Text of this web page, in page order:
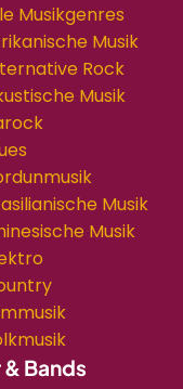
Musikgenres
Musik
Rock
Musik
Musik
Musik
Bands